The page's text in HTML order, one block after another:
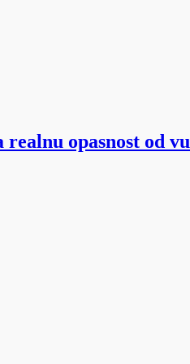
opasnost od